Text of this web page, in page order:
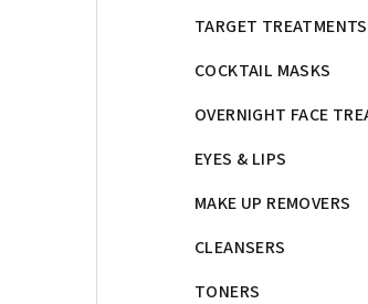
TARGET TREATMENTS
COCKTAIL MASKS
OVERNIGHT FACE
EYES & LIPS
MAKE UP REMOVERS
CLEANSERS
TONERS